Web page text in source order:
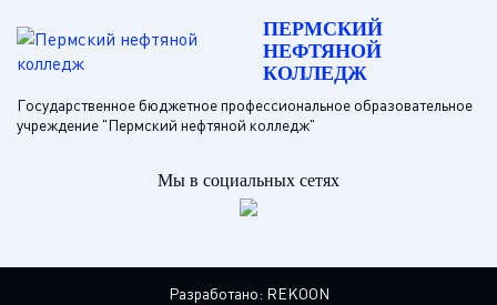
ПЕРМСКИЙ
НЕФТЯНОЙ
КОЛЛЕДЖ
Государственное бюджетное профессиональное образовательное
учреждение "Пермский нефтяной колледж"
Мы в социальных сетях
Разработано: REKOON